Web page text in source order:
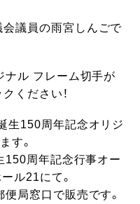
会議員の雨宮しんごで
ナル フレーム切手が
ください！
生150周年記念オリジ
す。
150周年記念行事オー
ル21にて。
局窓口で販売です。